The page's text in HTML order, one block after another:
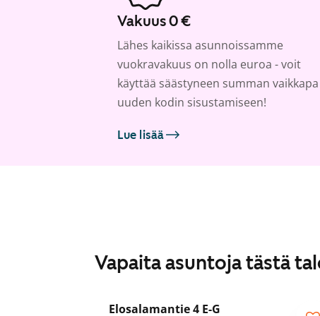
Vakuus 0 €
Lähes kaikissa asunnoissamme
vuokravakuus on nolla euroa - voit
käyttää säästyneen summan vaikkapa
uuden kodin sisustamiseen!
Lue lisää
Vapaita asuntoja tästä
Elosalamantie 4 E-G